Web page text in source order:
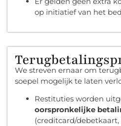
op initiatief van het
We streven ernaar om
soepel mogelijk te laten
Restituties worden
oorspronkelijke
(creditcard/debetkaart,